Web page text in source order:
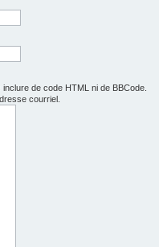
de code HTML ni de BBCode.
courriel.